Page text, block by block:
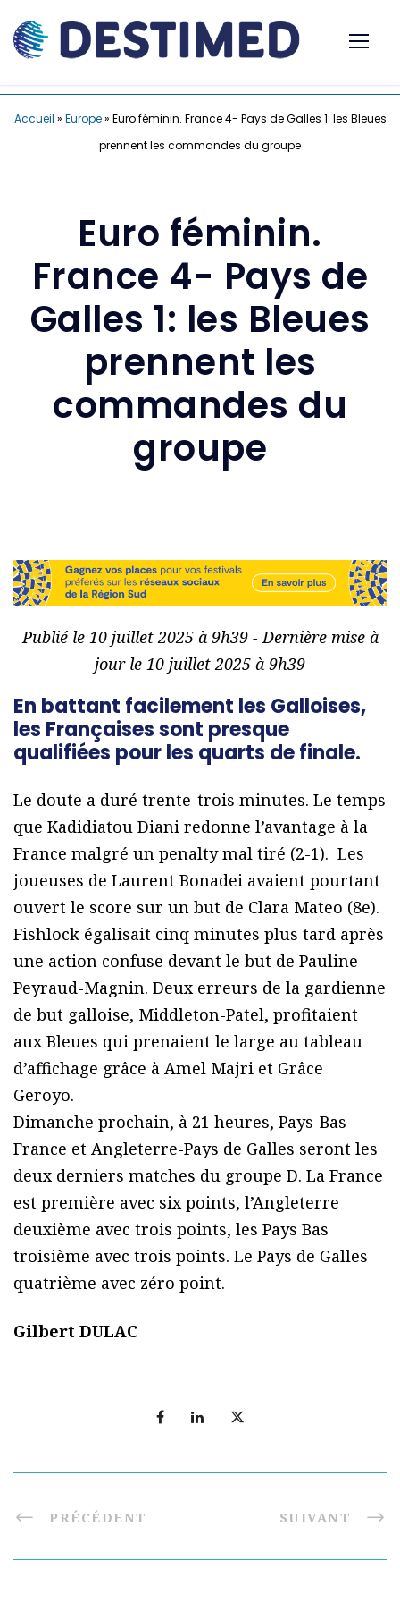
Accueil » Europe» Euro féminin. France 4- Pays de Galles 1: les Bleues
prennent les commandes du groupe
Euro féminin.
France 4- Pays de
Galles 1: les Bleues
prennent les
commandes du
groupe
Publié le 10 juillet 2025 à 9h39 - Dernière mise à
jour le 10 juillet 2025 à 9h39
En battant facilement les Galloises,
les Françaises sont presque
qualifiées pour les quarts de finale.
Le doute a duré trente-trois minutes. Le temps
que Kadidiatou Diani redonne l’avantage à la
France malgré un penalty mal tiré (2-1). Les
joueuses de Laurent Bonadei avaient pourtant
ouvert le score sur un but de Clara Mateo (8e).
Fishlock égalisait cinq minutes plus tard après
une action confuse devant le but de Pauline
Peyraud-Magnin. Deux erreurs de la gardienne
de but galloise, Middleton-Patel, profitaient
aux Bleues qui prenaient le large au tableau
d’affichage grâce à Amel Majri et Grâce
Geroyo.
Dimanche prochain, à 21 heures, Pays-Bas-
France et Angleterre-Pays de Galles seront les
deux derniers matches du groupe D. La France
est première avec six points, l’Angleterre
deuxième avec trois points, les Pays Bas
troisième avec trois points. Le Pays de Galles
quatrième avec zéro point.
Gilbert DULAC
PRÉCÉDENT SUIVANT